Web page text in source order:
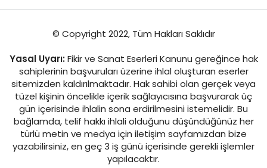
© Copyright 2022, Tüm Hakları Saklıdır
Yasal Uyarı:Fikir ve Sanat Eserleri Kanunu gereğince hak
sahiplerinin başvuruları üzerine ihlal oluşturan eserler
sitemizden kaldırılmaktadır. Hak sahibi olan gerçek veya
tüzel kişinin öncelikle içerik sağlayıcısına başvurarak üç
gün içerisinde ihlalin sona erdirilmesini istemelidir. Bu
bağlamda, telif hakkı ihlali olduğunu düşündüğünüz her
türlü metin ve medya için iletişim sayfamızdan bize
yazabilirsiniz, en geç 3 iş günü içerisinde gerekli işlemler
yapılacaktır.